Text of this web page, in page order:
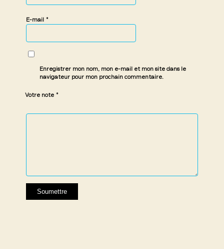
E-mail *
Enregistrer mon nom, mon e-mail et mon site dans le
navigateur pour mon prochain commentaire.
Votre note *
1 étoile
2 étoiles
3 étoiles
4 étoiles
5 étoiles